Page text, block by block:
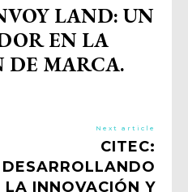
LAND: UN
EN LA
DE MARCA.
Next article
CITEC:
DESARROLLANDO
LA INNOVACIÓN Y